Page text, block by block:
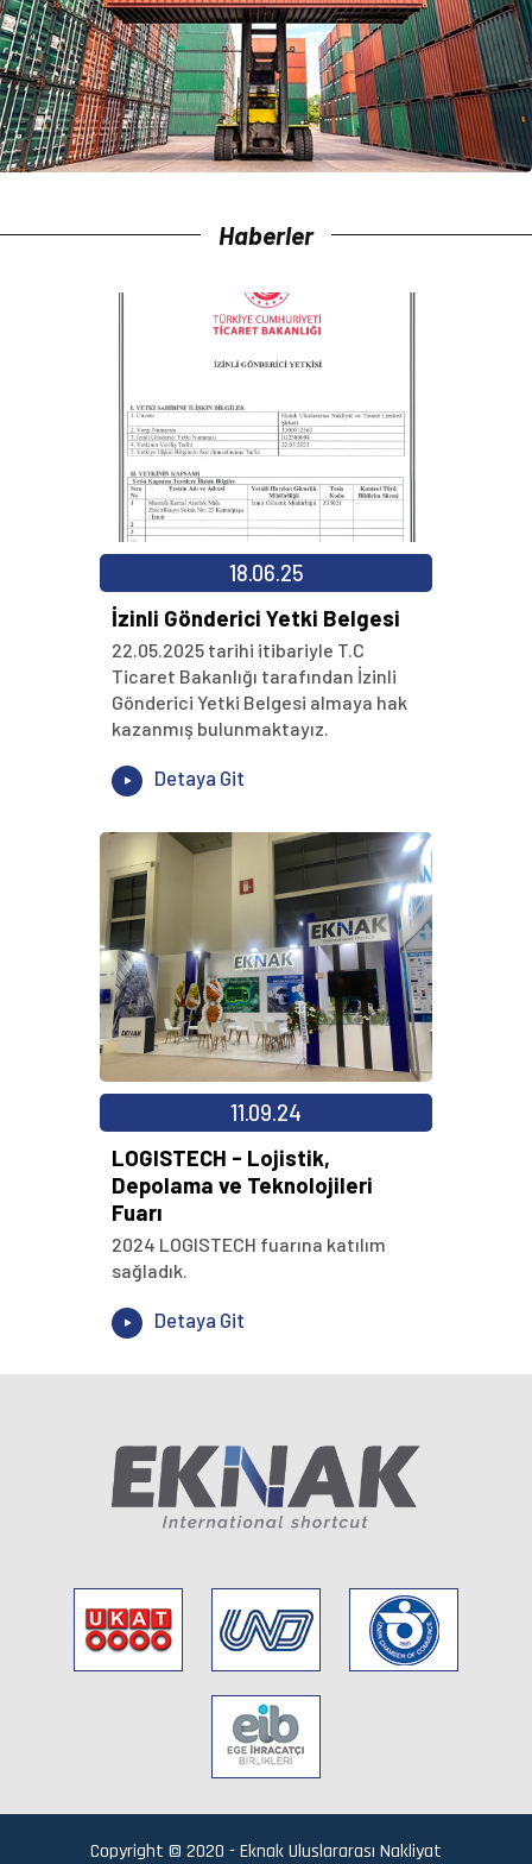
Haberler
18.06.25
İzinli Gönderici Yetki Belgesi
22.05.2025 tarihi itibariyle T.C
Ticaret Bakanlığı tarafından İzinli
Gönderici Yetki Belgesi almaya hak
kazanmış bulunmaktayız.
Detaya Git
11.09.24
LOGISTECH - Lojistik,
Depolama ve Teknolojileri
Fuarı
2024 LOGISTECH fuarına katılım
sağladık.
Detaya Git
Copyright © 2020 - Eknak Uluslararası Nakliyat